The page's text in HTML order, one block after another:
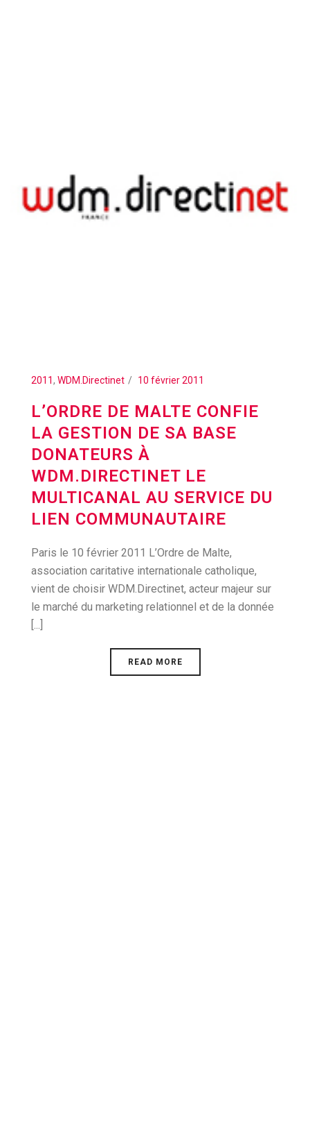
2011, WDM.Directinet 10 février 2011
L’ORDRE DE MALTE CONFIE
LA GESTION DE SA BASE
DONATEURS À
WDM.DIRECTINET LE
MULTICANAL AU SERVICE DU
LIEN COMMUNAUTAIRE
Paris le 10 février 2011 L’Ordre de Malte,
association caritative internationale catholique,
vient de choisir WDM.Directinet, acteur majeur sur
le marché du marketing relationnel et de la donnée
[...]
READ MORE